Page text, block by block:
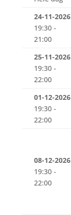
24-11-2026
19:30 -
21:00
25-11-2026
19:30 -
22:00
01-12-2026
19:30 -
22:00
08-12-2026
19:30 -
22:00